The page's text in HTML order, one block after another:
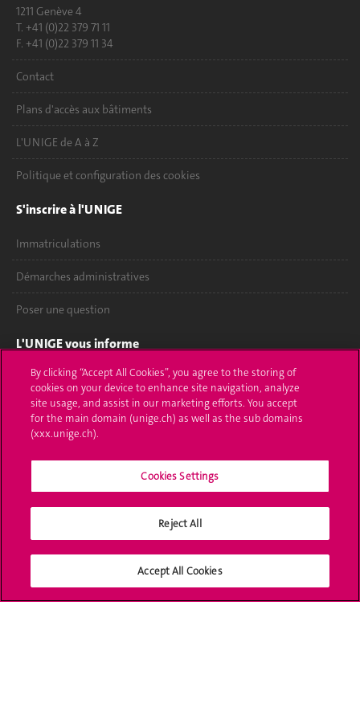
1211 Genève 4
T. +41 (0)22 379 71 11
F. +41 (0)22 379 11 34
Contact
Plans d'accès aux bâtiments
L'UNIGE de A à Z
Politique et configuration des cookies
S'inscrire à l'UNIGE
Immatriculations
Démarches administratives
Poser une question
L'UNIGE vous informe
UNIGE Mobile
Médias
Offres d'emploi
Calendrier académique
Médias sociaux UNIGE
By clicking “Accept All Cookies”, you agree to the storing of
cookies on your device to enhance site navigation, analyze
site usage, and assist in our marketing efforts. You accept
for the main domain (unige.ch) as well as the sub domains
(xxx.unige.ch).
Cookies Settings
Reject All
Accept All Cookies